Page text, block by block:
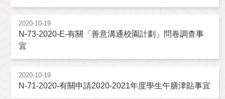
2020-10-19
N-73-2020-E-有關「善意溝通校園計劃」問卷調查事
宜
2020-10-19
N-71-2020-有關申請2020-2021年度學生午膳津貼事宜